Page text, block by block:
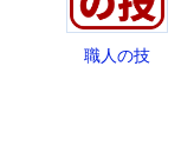
職人の技